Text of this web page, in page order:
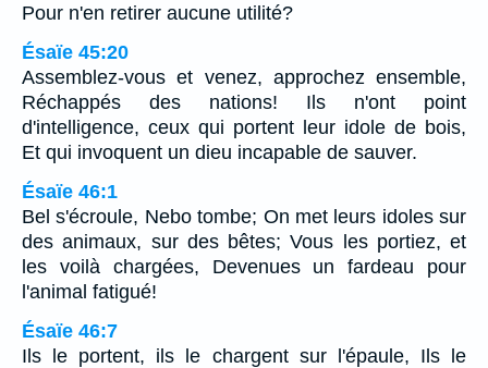
Pour n'en retirer aucune utilité?
Ésaïe 45:20
Assemblez-vous et venez, approchez ensemble,
Réchappés des nations! Ils n'ont point
d'intelligence, ceux qui portent leur idole de bois,
Et qui invoquent un dieu incapable de sauver.
Ésaïe 46:1
Bel s'écroule, Nebo tombe; On met leurs idoles sur
des animaux, sur des bêtes; Vous les portiez, et
les voilà chargées, Devenues un fardeau pour
l'animal fatigué!
Ésaïe 46:7
Ils le portent, ils le chargent sur l'épaule, Ils le